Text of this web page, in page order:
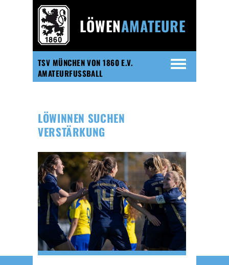
TSV MÜNCHEN VON 1860 E.V.
AMATEURFUSSBALL
LÖWENAMATEURE
LÖWINNEN SUCHEN
VERSTÄRKUNG